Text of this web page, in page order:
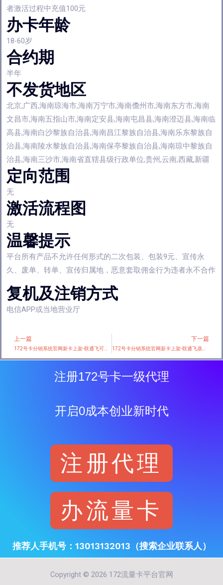
者激活过程中充值100元
办卡年龄
18-60岁
合约期
半年
不发货地区
北京,广西,海南琼海市,海南万宁市,海南儋州市,海南东方市,海南
文昌市,海南五指山市,海南定安县,海南屯昌县,海南澄迈县,海南临
高县,海南白沙黎族自治县,海南昌江黎族自治县,海南乐东黎族自
治县,海南陵水黎族自治县,海南保亭黎族自治县,海南琼中黎族自
治县,海南三沙市,海南省直辖县级行政单位,贵州,云南,西藏,新疆
定向范围
无
激活流程图
无
温馨提示
平台所有产品不允许任何形式的二次包装、包装9元、宣传永
久、废单、转单、宣传归属地，恶意套取佣金行为违者永不合作
复机及注销方式
电信APP或当地营业厅
Prev
上一篇 下一篇
172号卡分销系统官网新卡上架-联通飞鼎卡【39元290G+300分钟】
注册172号卡一级代理
开启0成本创业新时代
注册代理
办流量卡
推荐人手机号：13013132013（搜索企业联系人）
Copyright © 2026 172流量卡平台官网